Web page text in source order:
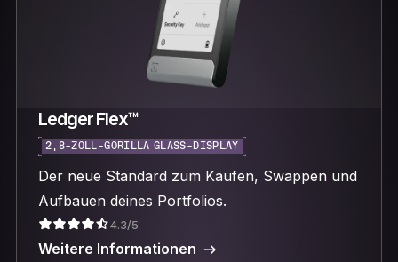
Ledger Flex™
2,8-ZOLL-GORILLA GLASS-DISPLAY
Der neue Standard zum Kaufen, Swappen und
Aufbauen deines Portfolios.
4.3/5
Weitere Informationen